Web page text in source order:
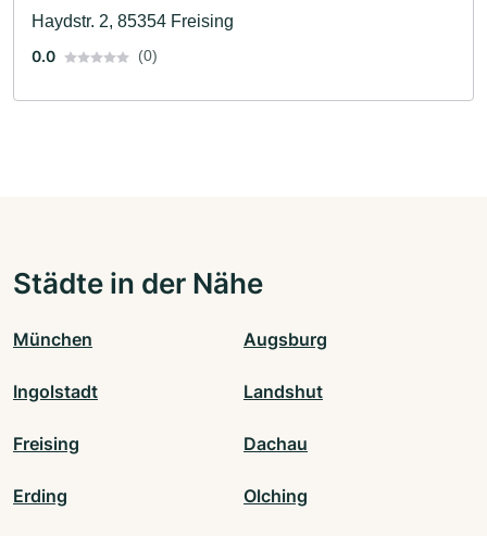
Haydstr. 2, 85354 Freising
0.0
(0)
Städte in der Nähe
München Augsburg
Ingolstadt Landshut
Freising Dachau
Erding Olching